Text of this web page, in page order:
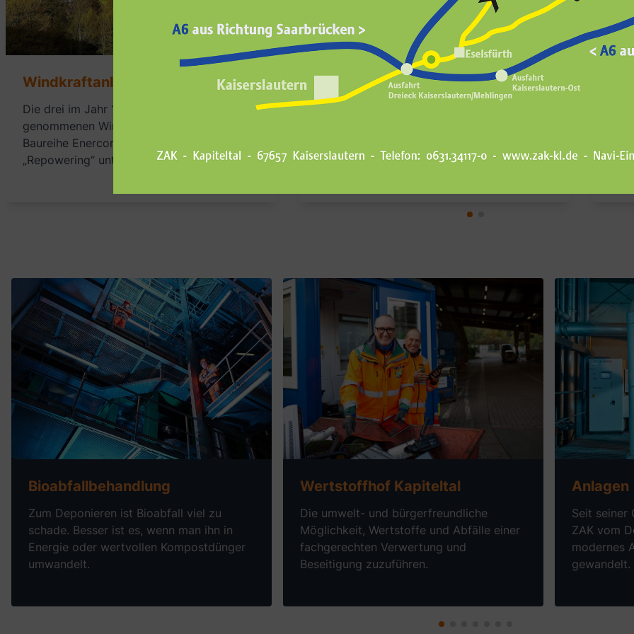
Windkraftanlagen
Die drei im Jahr 1999 in Betrieb
genommenen Windenergieanlagen der
Baureihe Enercon E-44 wurden 2014 einem
„Repowering“ unterzogen.
Energie- und Wärmewende vor
Ort gestalten
Erfolg der Energie- und Klimawende
Bioabfallbehandlung
Zum Deponieren ist Bioabfall viel zu
schade. Besser ist es, wenn man ihn in
Energie oder wertvollen Kompostdünger
umwandelt.
Mehr erfahren überBioabfallbehandlung Wertstoffhof Kapiteltal
Die umwelt- und bürgerfreundliche
Möglichkeit, Wertstoffe und Abfälle einer
fachgerechten Verwertung und
Beseitigung zuzuführen.
Mehr erfahren überWertstoffhof Kapiteltal Anlagen
Seit seiner
ZAK vom
modernes
gewandelt.
Mehr